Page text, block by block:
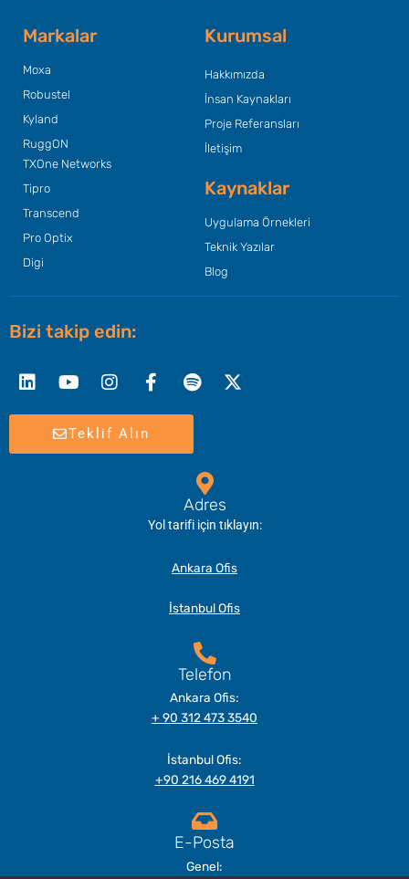
Markalar
Moxa
Robustel
Kyland
RuggON
TXOne Networks
Tipro
Transcend
Pro Optix
Digi
Kurumsal
Hakkımızda
İnsan Kaynakları
Proje Referansları
İletişim
Kaynaklar
Uygulama Örnekleri
Teknik Yazılar
Blog
Bizi takip edin:
f
twitter
Teklif Alın
Adres
Yol tarifi için tıklayın:
Ankara Ofis
İstanbul Ofis
Telefon
Ankara Ofis:
+ 90 312 473 3540
İstanbul Ofis:
+90 216 469 4191
E-Posta
Genel: